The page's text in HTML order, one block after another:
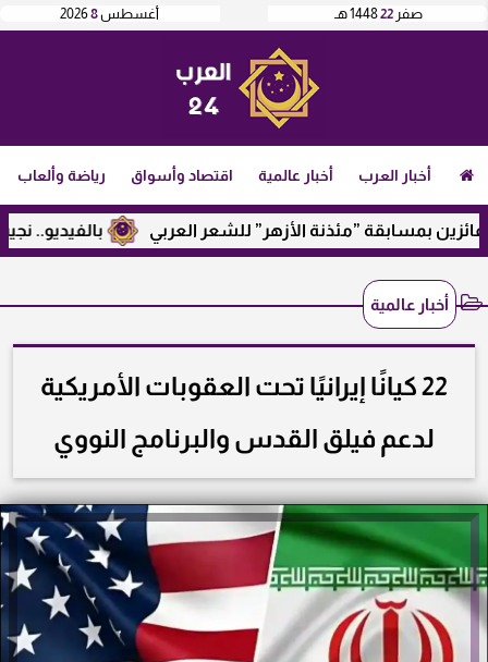
أغسطس8
2026 صفر 221448 هـ
أخبار العرب أخبار عالمية اقتصاد وأسواق رياضة وألعاب
بالفيديو.. نجيب بمسابقة ”مئذنة الأزهر” للشعر العربي
أخبار عالمية
22 كيانًا إيرانيًا تحت العقوبات الأمريكية
لدعم فيلق القدس والبرنامج النووي